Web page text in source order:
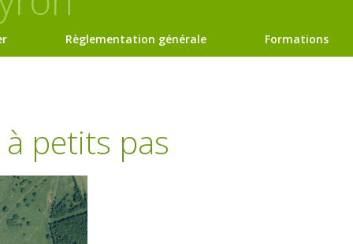
Règlementation générale Formations
petits pas